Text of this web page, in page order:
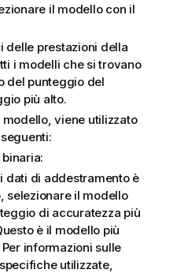
il modello con il
delle prestazioni della
i modelli che si trovano
del punteggio del
più alto.
viene utilizzato
dati di addestramento è
selezionare il modello
di accuratezza più
è il modello più
informazioni sulle
utilizzate,